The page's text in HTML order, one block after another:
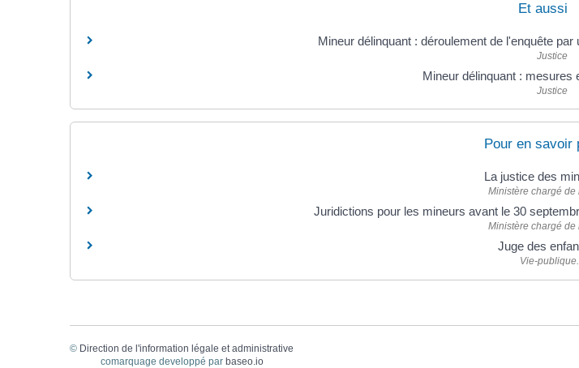
Et aussi
Mineur délinquant : déroulement de l'enquête
Justice
Mineur délinquant : mesures
Justice
Pour en savoir
La justice des
Ministère chargé de
Juridictions pour les mineurs avant le 30
Ministère chargé de
Juge des
Vie-
© Direction de l'information légale et administrative
comarquage developpé par baseo.io